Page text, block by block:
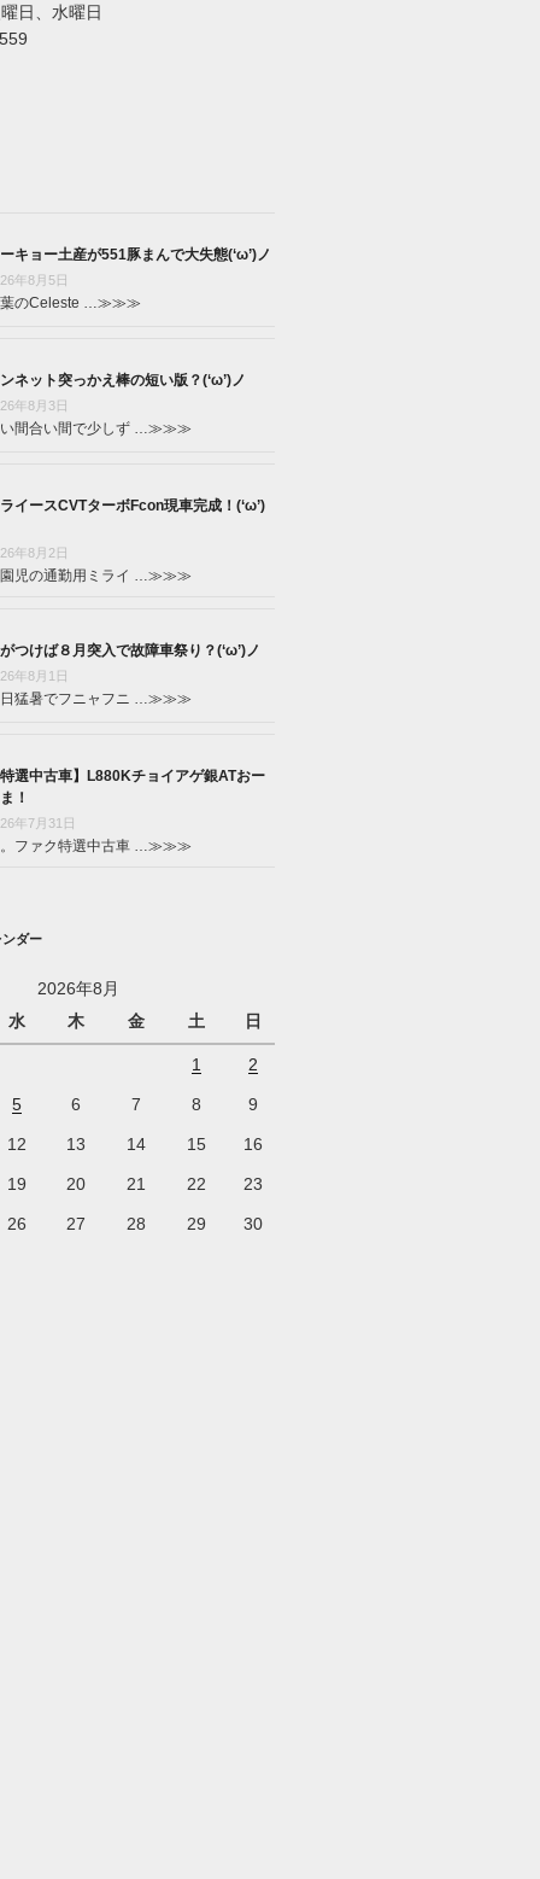
日、水曜日
キョー土産が551豚まんで大失態(‘ω’)ノ
年8月5日
のCeleste … ≫≫≫
ネット突っかえ棒の短い版？(‘ω’)ノ
年8月3日
間合い間で少しず … ≫≫≫
イースCVTターボFcon現車完成！(‘ω’)
年8月2日
児の通勤用ミライ … ≫≫≫
つけば８月突入で故障車祭り？(‘ω’)ノ
年8月1日
猛暑でフニャフニ … ≫≫≫
選中古車】L880Kチョイアゲ銀ATおー
！
年7月31日
ファク特選中古車 … ≫≫≫
ダー
2026年8月
水
木 金 土 日
1 2
5 6 7 8 9
12 13 14 15 16
19 20 21 22 23
26 27 28 29 30